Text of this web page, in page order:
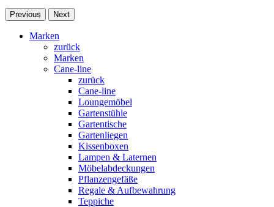
Previous Next
Marken
zurück
Marken
Cane-line
zurück
Cane-line
Loungemöbel
Gartenstühle
Gartentische
Gartenliegen
Kissenboxen
Lampen & Laternen
Möbelabdeckungen
Pflanzengefäße
Regale & Aufbewahrung
Teppiche